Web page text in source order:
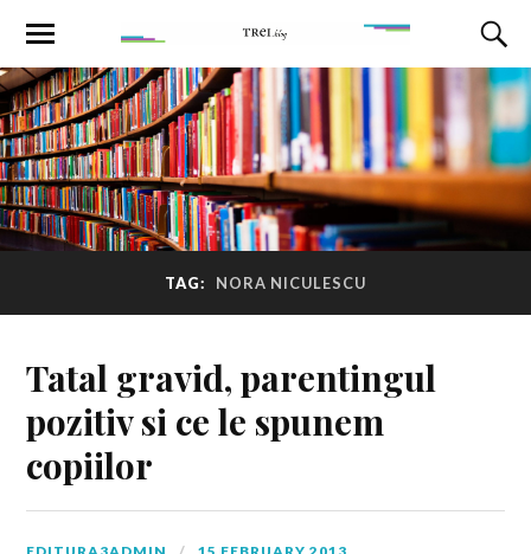
TAG: NORA NICULESCU
Tatal gravid, parentingul
pozitiv si ce le spunem
copiilor